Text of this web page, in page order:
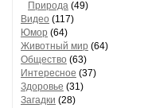
Природа (49)
Видео (117)
Юмор (64)
Животный мир (64)
Общество (63)
Интересное (37)
Здоровье (31)
Загадки (28)